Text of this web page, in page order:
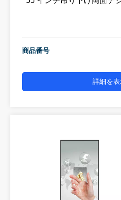
商品番号
詳細を